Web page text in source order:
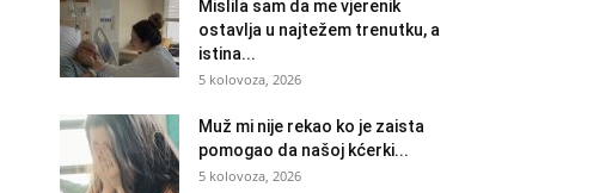
Mislila sam da me vjerenik
ostavlja u najtežem trenutku, a
istina...
5 kolovoza, 2026
Muž mi nije rekao ko je zaista
pomogao da našoj kćerki...
5 kolovoza, 2026